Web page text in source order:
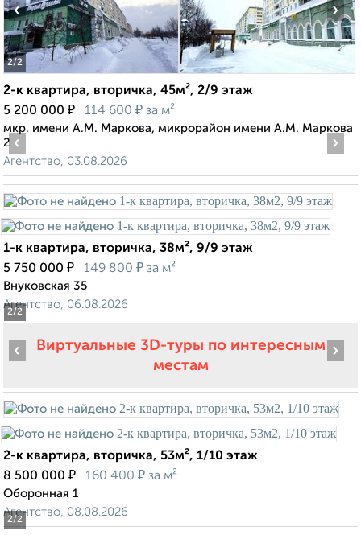
2/2
‹ ›
2-к квартира, вторичка, 45м², 2/9 этаж
5 200 000 ₽ 114 600 ₽ за м²
мкр. имени А.М. Маркова, микрорайон имени А.М. Маркова
2
Агентство, 03.08.2026
2/2
‹ ›
1-к квартира, вторичка, 38м², 9/9 этаж
5 750 000 ₽ 149 800 ₽ за м²
Внуковская 35
Агентство, 06.08.2026
Виртуальные 3D-туры по интересным
местам
2/2
‹ ›
2-к квартира, вторичка, 53м², 1/10 этаж
8 500 000 ₽ 160 400 ₽ за м²
Оборонная 1
Агентство, 08.08.2026